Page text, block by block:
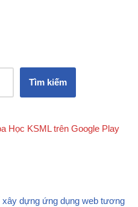
Tìm kiếm
Học KSML trên Google Play
xây dựng ứng dụng web tương